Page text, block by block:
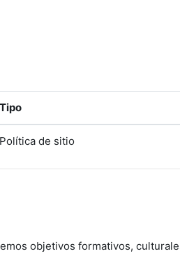
Tipo
Política de sitio
objetivos formativos,